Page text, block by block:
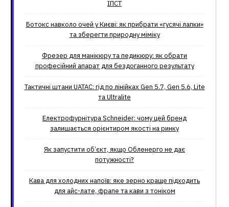
ІПСТ
Ботокс навколо очей у Києві: як прибрати «гусячі лапки»
та зберегти природну міміку
Фрезер для манікюру та педикюру: як обрати
професійний апарат для бездоганного результату
Тактичні штани UATAC: гід по лінійках Gen 5.7, Gen 5.6, Lite
та Ultralite
Електрофурнітура Schneider: чому цей бренд
залишається орієнтиром якості на ринку
Як запустити об’єкт, якщо Обленерго не дає
потужності?
Кава для холодних напоїв: яке зерно краще підходить
для айс-лате, фрапе та кави з тоніком